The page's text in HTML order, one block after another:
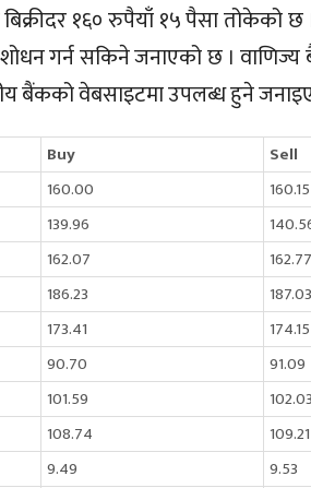
१६० रुपैयाँ १५ पैसा तोकेको छ ।
गर्न सकिने जनाएको छ । वाणिज्य
बैंकको वेबसाइटमा उपलब्ध हुने
Buy
Sell
160.00
160.15
139.96
162.07
162.77
186.23
187.03
173.41
174.15
90.70
91.09
101.59
102.03
108.74
109.21
9.49
9.53